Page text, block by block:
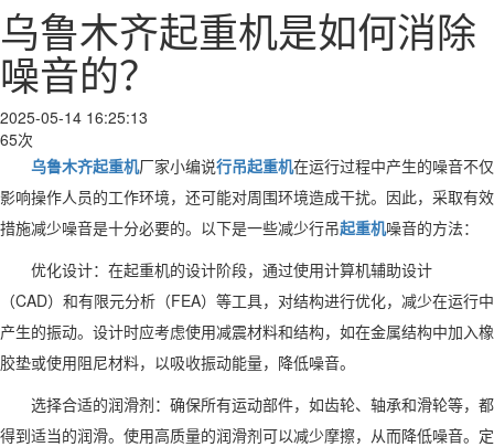
乌鲁木齐起重机是如何消除
噪音的？
2025-05-14 16:25:13
65次
乌鲁木齐起重机厂家小编说行吊起重机在运行过程中产生的噪音不仅
影响操作人员的工作环境，还可能对周围环境造成干扰。因此，采取有效
措施减少噪音是十分必要的。以下是一些减少行吊起重机噪音的方法：
优化设计：在起重机的设计阶段，通过使用计算机辅助设计
（CAD）和有限元分析（FEA）等工具，对结构进行优化，减少在运行中
产生的振动。设计时应考虑使用减震材料和结构，如在金属结构中加入橡
胶垫或使用阻尼材料，以吸收振动能量，降低噪音。
选择合适的润滑剂：确保所有运动部件，如齿轮、轴承和滑轮等，都
得到适当的润滑。使用高质量的润滑剂可以减少摩擦，从而降低噪音。定